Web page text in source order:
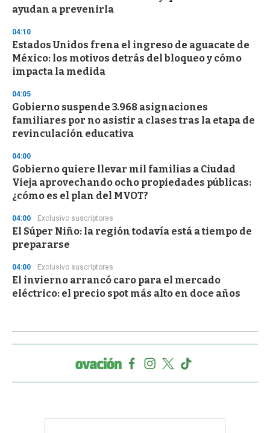
ayudan a prevenirla
04:10
Estados Unidos frena el ingreso de aguacate de
México: los motivos detrás del bloqueo y cómo
impacta la medida
04:05
Gobierno suspende 3.968 asignaciones
familiares por no asistir a clases tras la etapa de
revinculación educativa
04:00
Gobierno quiere llevar mil familias a Ciudad
Vieja aprovechando ocho propiedades públicas:
¿cómo es el plan del MVOT?
04:00 Exclusivo suscriptores
El Súper Niño: la región todavía está a tiempo de
prepararse
04:00 Exclusivo suscriptores
El invierno arrancó caro para el mercado
eléctrico: el precio spot más alto en doce años